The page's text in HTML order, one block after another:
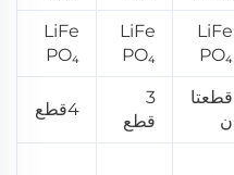
LiFe
PO₄
LiFe
PO₄
LiFe
PO₄
قطعتا
ن
3
قطع
4قطع